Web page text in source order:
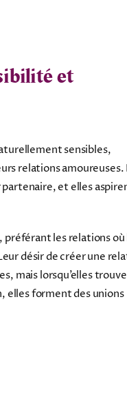
et
sensibles,
relations amoureuses.
et elles
préférant les relations où
désir de créer une
mais lorsqu’elles
elles forment des unions